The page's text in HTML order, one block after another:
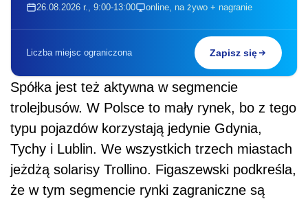
26.08.2026 r., 9:00-13:00 online, na żywo + nagranie
Liczba miejsc ograniczona Zapisz się
Spółka jest też aktywna w segmencie
trolejbusów. W Polsce to mały rynek, bo z tego
typu pojazdów korzystają jedynie Gdynia,
Tychy i Lublin. We wszystkich trzech miastach
jeżdżą solarisy Trollino. Figaszewski podkreśla,
że w tym segmencie rynki zagraniczne są